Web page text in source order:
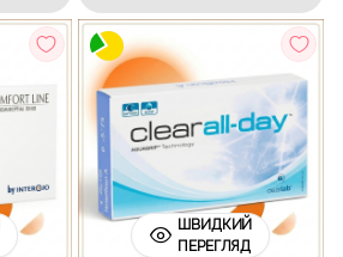
ШВИДКИЙ
ПЕРЕГЛЯД